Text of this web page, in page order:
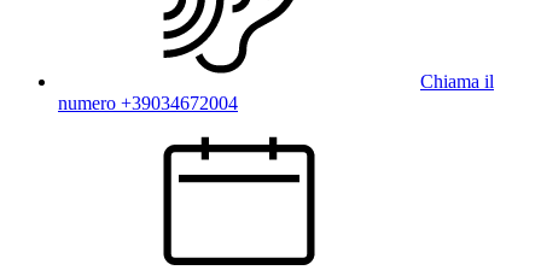
Chiama il
numero +39034672004